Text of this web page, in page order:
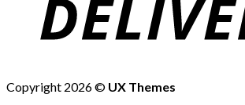
Copyright 2026 © UX Themes